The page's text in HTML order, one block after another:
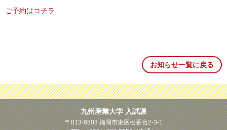
ご予約はコチラ
お知らせ一覧に戻る
九州産業大学 入試課
〒813-8503 福岡市東区松香台2-3-1